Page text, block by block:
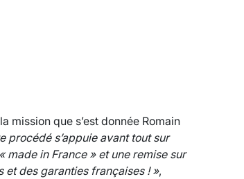
mission que s’est donnée Romain
procédé s’appuie avant tout sur
in France » et une remise sur
et des garanties françaises ! »,